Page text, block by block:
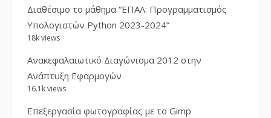
Διαθέσιμο το μάθημα “ΕΠΑΛ: Προγραμματισμός
Υπολογιστών Python 2023-2024”
18k views
Ανακεφαλαιωτικό Διαγώνισμα 2012 στην
Ανάπτυξη Εφαρμογών
16.1k views
Επεξεργασία φωτογραφίας με το Gimp